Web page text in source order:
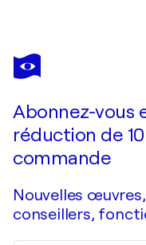
LABB
BLUE STORM
Abonnez-vous
réduction de
commande
Nouvelles
conseillers,